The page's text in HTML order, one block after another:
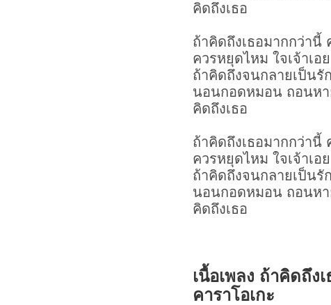
คิดถึงเธอ
ถ้าคิดถึงเธอมากกว่านี้
ควรหยุดไหม ใจเจ้าเอ
ถ้าคิดถึงจนกลายเป็นรั
นอนกอดหมอน ถอนหา
คิดถึงเธอ
ถ้าคิดถึงเธอมากกว่านี้
ควรหยุดไหม ใจเจ้าเอ
ถ้าคิดถึงจนกลายเป็นรั
นอนกอดหมอน ถอนหา
คิดถึงเธอ
เนื้อเพลง ถ้าคิดถึง
คาราโอเกะ